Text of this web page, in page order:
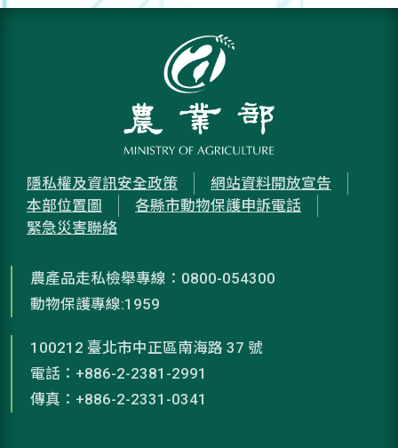
隱私權及資訊安全政策
網站資料開放宣告
本部位置圖
各縣市動物保護申訴電話
緊急災害聯絡
農產品走私檢舉專線：0800-054300
動物保護專線:1959
100212 臺北市中正區南海路 37 號
電話：+886-2-2381-2991
傳真：+886-2-2331-0341